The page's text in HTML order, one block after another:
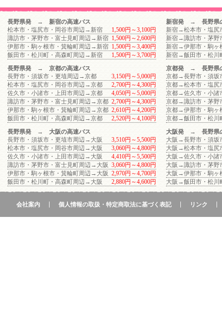
長野県発 → 新宿の高速バス
松本市・塩尻市・岡谷市周辺→新宿
1,500円～3,100円
諏訪市・茅野市・富士見町周辺→新宿 1,500円～2,600円
伊那市・駒ヶ根市・箕輪町周辺→新宿 1,500円～3,400円
飯田市・松川町・高森町周辺→新宿
1,500円～3,700円
長野県発 → 京都の高速バス
長野市・須坂市・更埴周辺→京都
3,150円～5,000円
松本市・塩尻市・岡谷市周辺→京都
2,700円～4,300円
佐久市・小諸市・上田市周辺→京都
4,050円～5,000円
諏訪市・茅野市・富士見町周辺→京都 2,700円～4,300円
伊那市・駒ヶ根市・箕輪町周辺→京都 2,610円～4,200円
飯田市・松川町・高森町周辺→京都
2,520円～4,100円
長野県発 → 大阪の高速バス
長野市・須坂市・更埴市周辺→大阪
3,510円～5,500円
松本市・塩尻市・岡谷市周辺→大阪
3,060円～4,800円
佐久市・小諸市・上田市周辺→大阪
4,410円～5,500円
諏訪市・茅野市・富士見町周辺→大阪 3,060円～4,800円
伊那市・駒ヶ根市・箕輪町周辺→大阪 2,970円～4,700円
飯田市・松川町・高森町周辺→大阪
2,880円～4,600円
新宿発 → 長野県
新宿→松本市・塩尻
新宿→諏訪市・茅野
新宿→伊那市・駒ヶ
新宿→飯田市・松川
京都発 → 長野県
京都→長野市・須坂
京都→松本市・塩尻
京都→佐久市・小諸
京都→諏訪市・茅野
京都→伊那市・駒ヶ
京都→飯田市・松川
大阪発 → 長野県
大阪→長野市・須坂
大阪→松本市・塩尻
大阪→佐久市・小諸
大阪→諏訪市・茅野
大阪→伊那市・駒ヶ
大阪→飯田市・松川
会社案内 個人情報の取扱・特定商取法に基づく表記 リンク